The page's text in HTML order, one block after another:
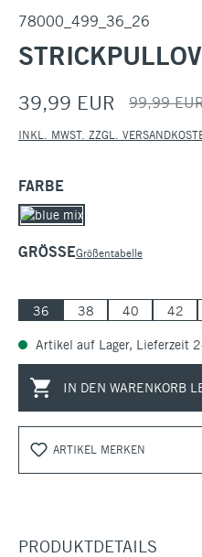
78000_499_36_26
39,99 EUR 99,99
INKL. MWST. ZZGL.
FARBE
AUSWÄHLEN
GRÖSSE
AUSWÄHLEN
Größentabelle
36 38 40 42
Artikel auf Lager, Lieferzeit
IN DEN WARENKORB
ARTIKEL MERKEN
PRODUKTDETAILS